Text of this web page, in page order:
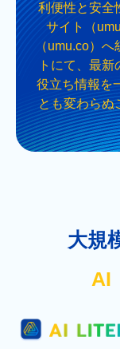
利便性と安全
サイト（
（umu.co）
トにて、最
役立ち情報を
とも変わらぬ
大規
AI